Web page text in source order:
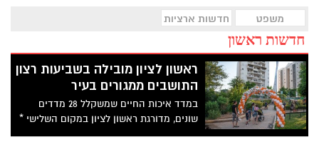
משפט חדשות ארציות
חדשות ראשון
ראשון לציון מובילה בשביעות רצון
התושבים ממגורים בעיר
במדד איכות החיים שמשקלל 28 מדדים
שונים, מדורגת ראשון לציון במקום השלישי *
מלבד מגורים, ראשון לציון מדורגת במקום